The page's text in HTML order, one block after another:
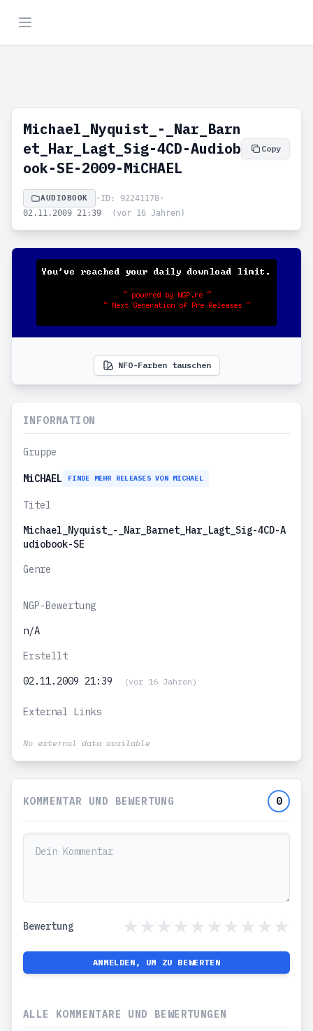
Michael_Nyquist_-_Nar_Barn
et_Har_Lagt_Sig-4CD-Audiob
ook-SE-2009-MiCHAEL
Copy
AUDIOBOOK • ID: 92241178•
02.11.2009 21:39
(vor 16 Jahren)
NFO-Farben tauschen
INFORMATION
Gruppe
MiCHAEL FINDE MEHR RELEASES VON MICHAEL
Titel
Michael_Nyquist_-_Nar_Barnet_Har_Lagt_Sig-4CD-A
udiobook-SE
Genre
NGP-Bewertung
n/A
Erstellt
02.11.2009 21:39
(vor 16 Jahren)
External Links
No external data available
KOMMENTAR UND BEWERTUNG 0
Bewertung
ANMELDEN, UM ZU BEWERTEN
ALLE KOMMENTARE UND BEWERTUNGEN